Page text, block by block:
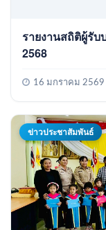
รายงานสถิติผู้รั
2568
16 มกราคม 2569
ข่าวประชาสัมพันธ์